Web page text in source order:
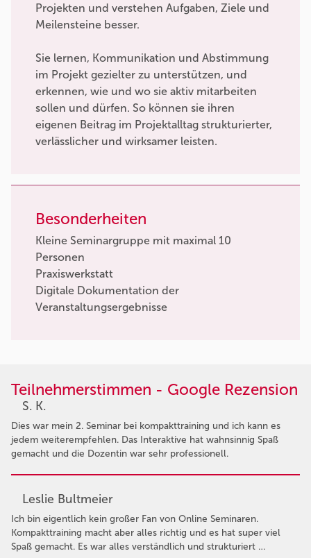
Projekten und verstehen Aufgaben, Ziele und
Meilensteine besser.
Sie lernen, Kommunikation und Abstimmung
im Projekt gezielter zu unterstützen, und
erkennen, wie und wo sie aktiv mitarbeiten
sollen und dürfen. So können sie ihren
eigenen Beitrag im Projektalltag strukturierter,
verlässlicher und wirksamer leisten.
Besonderheiten
Kleine Seminargruppe mit maximal 10
Personen
Praxiswerkstatt
Digitale Dokumentation der
Veranstaltungsergebnisse
Teilnehmerstimmen - Google Rezension
S. K.
Dies war mein 2. Seminar bei kompakttraining und ich kann es
jedem weiterempfehlen. Das Interaktive hat wahnsinnig Spaß
gemacht und die Dozentin war sehr professionell.
Leslie Bultmeier
Ich bin eigentlich kein großer Fan von Online Seminaren.
Kompakttraining macht aber alles richtig und es hat super viel
Spaß gemacht. Es war alles verständlich und strukturiert …